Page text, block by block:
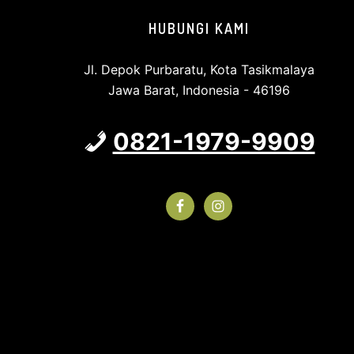
HUBUNGI KAMI
Jl. Depok Purbaratu, Kota Tasikmalaya
Jawa Barat, Indonesia - 46196
0821-1979-9909